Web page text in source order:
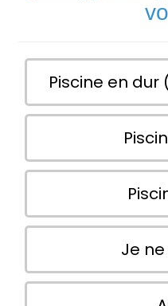
Piscine en
Je